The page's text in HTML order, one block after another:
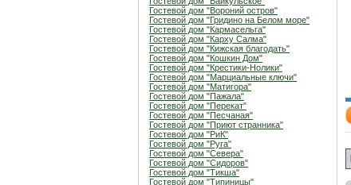
Гостевой дом "Вороний остров"
Гостевой дом "Гридино на Белом море"
Гостевой дом "Кармасельга"
Гостевой дом "Карху Салма"
Гостевой дом "Кижская благодать"
Гостевой дом "Кошкин Дом"
Гостевой дом "Крестики-Нолики"
Гостевой дом "Марциальные ключи"
Гостевой дом "Матигора"
Гостевой дом "Пажала"
Гостевой дом "Перекат"
Гостевой дом "Песчаная"
Гостевой дом "Приют странника"
Гостевой дом "РиК"
Гостевой дом "Руга"
Гостевой дом "Севера"
Гостевой дом "Сидоров"
Гостевой дом "Тикша"
Гостевой дом "Типиницы"